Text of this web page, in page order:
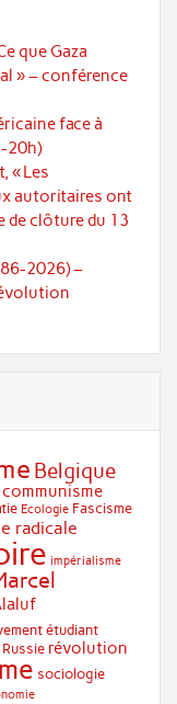
que Gaza
» – conférence
face à
20h)
« Les
autoritaires ont
de clôture du 13
2026) –
Belgique
communisme
Ecologie Fascisme
radicale
impérialisme
étudiant
Russie révolution
sociologie